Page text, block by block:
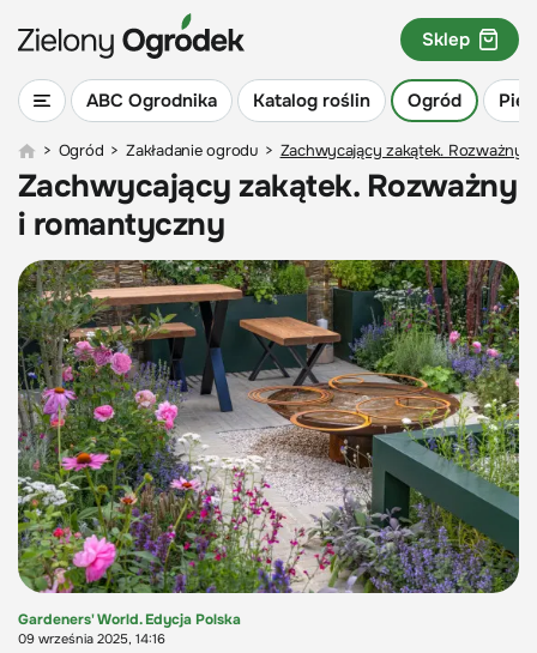
ABC Ogrodnika Katalog roślin Ogród
Sklep
> Ogród > Zakładanie ogrodu > Zachwycający zakątek. Rozważny
Zachwycający zakątek. Rozważny
i romantyczny
Gardeners' World. Edycja Polska
09 września 2025, 14:16